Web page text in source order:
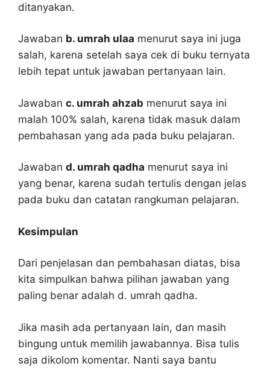
ditanyakan.
Jawaban b. umrah ulaa menurut saya ini juga
salah, karena setelah saya cek di buku ternyata
lebih tepat untuk jawaban pertanyaan lain.
Jawaban c. umrah ahzab menurut saya ini
malah 100% salah, karena tidak masuk dalam
pembahasan yang ada pada buku pelajaran.
Jawaban d. umrah qadha menurut saya ini
yang benar, karena sudah tertulis dengan jelas
pada buku dan catatan rangkuman pelajaran.
Kesimpulan
Dari penjelasan dan pembahasan diatas, bisa
kita simpulkan bahwa pilihan jawaban yang
paling benar adalah d. umrah qadha.
Jika masih ada pertanyaan lain, dan masih
bingung untuk memilih jawabannya. Bisa tulis
saja dikolom komentar. Nanti saya bantu